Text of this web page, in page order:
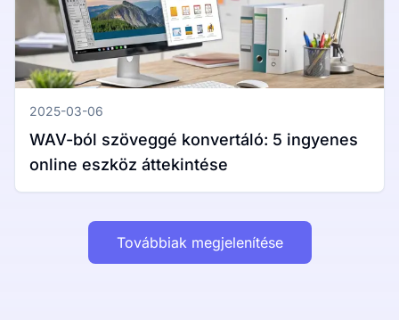
2025-03-06
WAV-ból szöveggé konvertáló: 5 ingyenes
online eszköz áttekintése
Továbbiak megjelenítése